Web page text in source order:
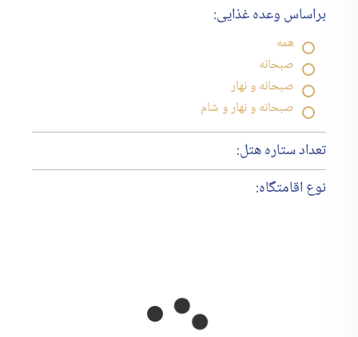
براساس وعده غذایی:
همه
صبحانه
صبحانه و نهار
صبحانه و نهار و شام
تعداد ستاره هتل:
نوع اقامتگاه: